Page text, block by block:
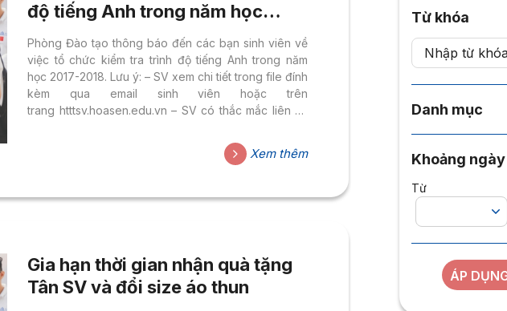
độ tiếng Anh trong năm học
2017-2018.
Phòng Đào tạo thông báo đến các bạn sinh viên về
việc tổ chức kiểm tra trình độ tiếng Anh trong năm
học 2017-2018. Lưu ý: – SV xem chi tiết trong file đính
kèm qua email sinh viên hoặc trên
trang htttsv.hoasen.edu.vn – SV có thắc mắc liên hệ
Xem thêm
Gia hạn thời gian nhận quà tặng
Tân SV và đổi size áo thun
Từ khóa
Danh mục
Khoảng ngày
Từ
ÁP